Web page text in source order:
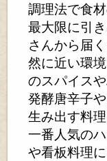
調理法で食
最大限に引
さんから届
然に近い環
のスパイス
発酵唐辛子
生み出す料
一番人気の
や看板料理